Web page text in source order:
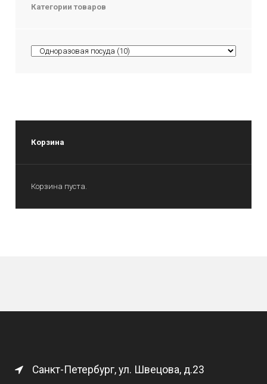
Категории товаров
Корзина
Корзина пуста.
Санкт-Петербург, ул. Швецова, д.23